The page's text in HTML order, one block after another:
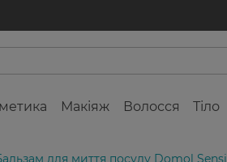
Макіяж Волосся Тіло
для миття посуду Domol